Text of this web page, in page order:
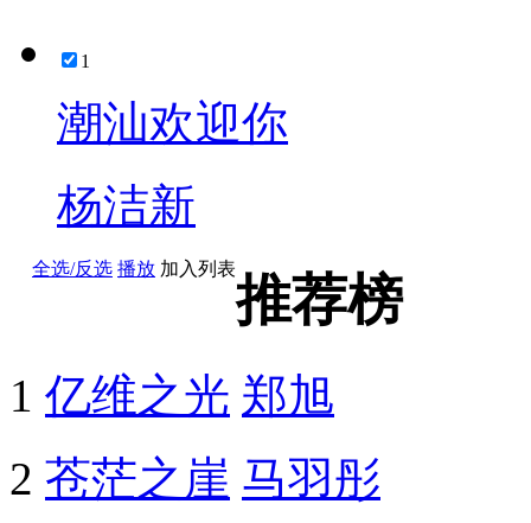
1
潮汕欢迎你
杨洁新
全选/反选 播放 加入列表
推荐榜
1 亿维之光 郑旭
2 苍茫之崖 马羽彤